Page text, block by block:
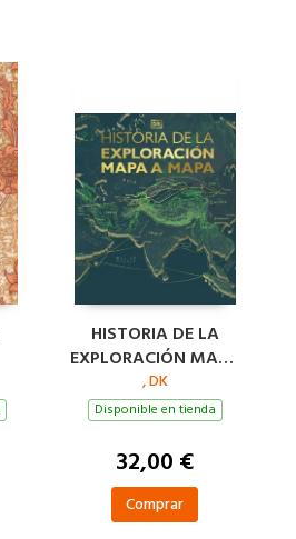
HISTORIA DE LA
EXPLORACIÓN MAPA
A MAPA
, DK
Disponible en tienda
32,00 €
Comprar